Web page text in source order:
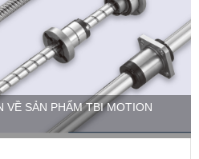
VỀ SẢN PHẨM TBI MOTION